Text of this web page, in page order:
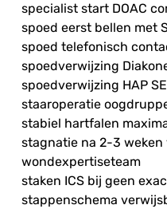
specialist start DOAC
spoed eerst bellen met
spoed telefonisch
spoedverwijzing
spoedverwijzing HAP
staaroperatie
stabiel hartfalen
stagnatie na 2-3 weken
wondexpertiseteam
staken ICS bij geen
stappenschema